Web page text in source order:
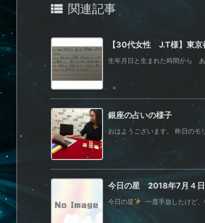
 関連記事
【30代女性 J.T様】東
生年月日と生まれた時間から
銀座の占いの様子
おはようございます。 昨日のモ
今日の星 2018年7月４日
今日の星 一度手放したけど